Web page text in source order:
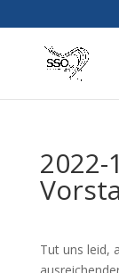
Tut uns leid,